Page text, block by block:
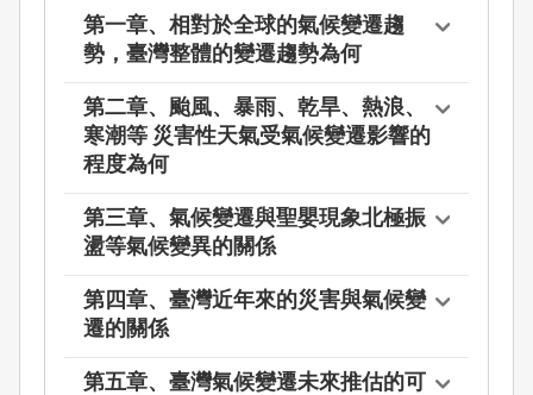
第一章、相對於全球的氣候變遷趨
勢，臺灣整體的變遷趨勢為何
第二章、颱風、暴雨、乾旱、熱浪、
寒潮等 災害性天氣受氣候變遷影響的
程度為何
第三章、氣候變遷與聖嬰現象北極振
盪等氣候變異的關係
第四章、臺灣近年來的災害與氣候變
遷的關係
第五章、臺灣氣候變遷未來推估的可